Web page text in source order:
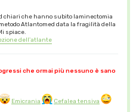
chiari che hanno subito laminectomia
Atlantomed data la fragilità della
spiace.
dell'atlante
che ormai più nessuno è sano
Emicrania
Cefalea tensiva